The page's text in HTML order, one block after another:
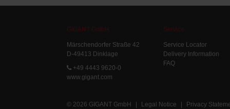
GIGANT GmbH
Märschendorfer Straße 42
D-49413 Dinklage
+49 4443 9620-0
www.gigant.com
Service
Service Locator
Delivery Information
FAQ
© 2026 GIGANT GmbH | Legal Notice | Privacy